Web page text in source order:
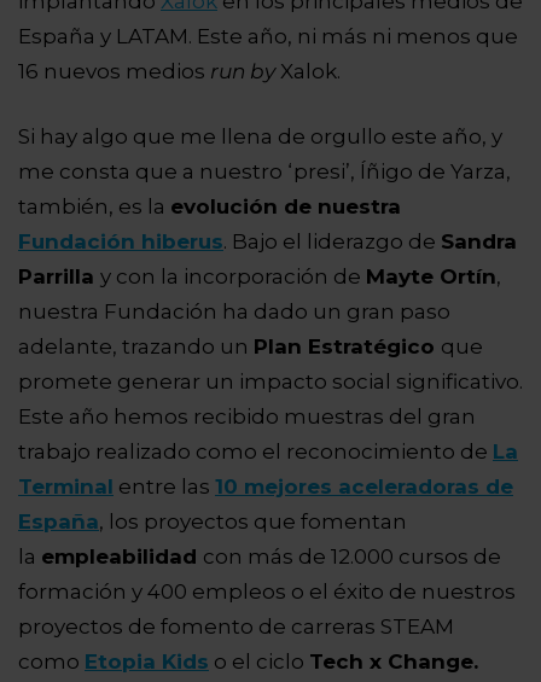
España y LATAM. Este año, ni más ni menos que
16 nuevos medios run byXalok.
Si hay algo que me llena de orgullo este año, y
me consta que a nuestro ‘presi’, Íñigo de Yarza,
también, es la evolución de nuestra
Fundación hiberus. Bajo el liderazgo de Sandra
Parrilla y con la incorporación de Mayte Ortín,
nuestra Fundación ha dado un gran paso
adelante, trazando un Plan Estratégico que
promete generar un impacto social significativo.
Este año hemos recibido muestras del gran
trabajo realizado como el reconocimiento de La
Terminal entre las 10 mejores aceleradoras de
España, los proyectos que fomentan
la empleabilidad con más de 12.000 cursos de
formación y 400 empleos o el éxito de nuestros
proyectos de fomento de carreras STEAM
como Etopia Kids o el ciclo Tech x Change.